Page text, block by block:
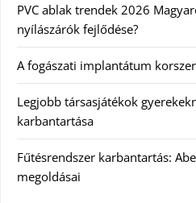
PVC ablak trendek 2026
nyílászárók fejlődése?
A fogászati implantátum
Legjobb társasjátékok
karbantartása
Fűtésrendszer karbantartás:
megoldásai